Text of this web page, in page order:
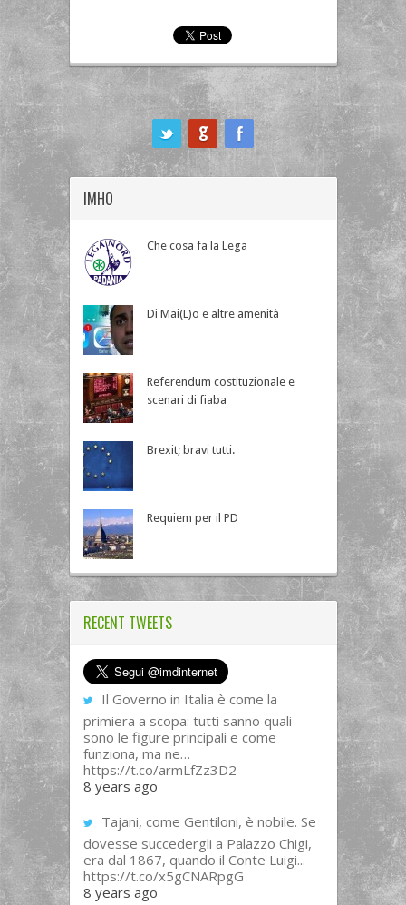
IMHO
Che cosa fa la Lega
Di Mai(L)o e altre amenità
Referendum costituzionale e
scenari di fiaba
Brexit; bravi tutti.
Requiem per il PD
RECENT TWEETS
Il Governo in Italia è come la
primiera a scopa: tutti sanno quali
sono le figure principali e come
funziona, ma ne…
https://t.co/armLfZz3D2
8 years ago
Tajani, come Gentiloni, è nobile. Se
dovesse succedergli a Palazzo Chigi,
era dal 1867, quando il Conte Luigi...
https://t.co/x5gCNARpgG
8 years ago